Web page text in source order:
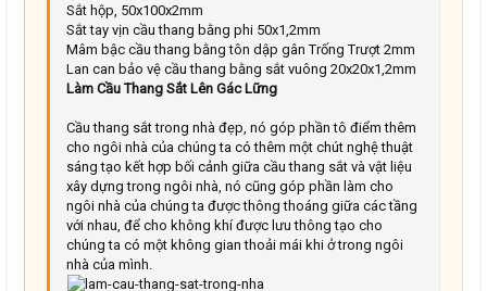
Sắt hộp, 50x100x2mm
Sắt tay vịn cầu thang bằng phi 50x1,2mm
Mâm bậc cầu thang bằng tôn dập gân Trống Trượt 2mm
Lan can bảo vệ cầu thang bằng sắt vuông 20x20x1,2mm
Làm Cầu Thang Sắt Lên Gác Lững
Cầu thang sắt trong nhà đẹp, nó góp phần tô điểm thêm
cho ngôi nhà của chúng ta có thêm một chút nghệ thuật
sáng tạo kết hợp bối cảnh giữa cầu thang sắt và vật liệu
xây dựng trong ngôi nhà, nó cũng góp phần làm cho
ngôi nhà của chúng ta được thông thoáng giữa các tầng
với nhau, để cho không khí được lưu thông tạo cho
chúng ta có một không gian thoải mái khi ở trong ngôi
nhà của mình.